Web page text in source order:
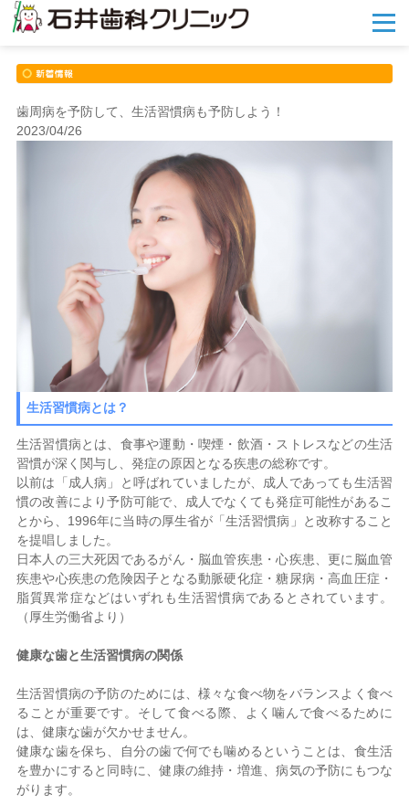
メ
ニ
歯周病を予防して、生活習慣病も予防しよう！
2023/04/26
生活習慣病とは？
生活習慣病とは、食事や運動・喫煙・飲酒・ストレスなどの生活
習慣が深く関与し、発症の原因となる疾患の総称です。
以前は「成人病」と呼ばれていましたが、成人であっても生活習
慣の改善により予防可能で、成人でなくても発症可能性があるこ
とから、1996年に当時の厚生省が「生活習慣病」と改称すること
を提唱しました。
日本人の三大死因であるがん・脳血管疾患・心疾患、更に脳血管
疾患や心疾患の危険因子となる動脈硬化症・糖尿病・高血圧症・
脂質異常症などはいずれも生活習慣病であるとされています。
（厚生労働省より）
健康な歯と生活習慣病の関係
生活習慣病の予防のためには、様々な食べ物をバランスよく食べ
ることが重要です。そして食べる際、よく噛んで食べるために
は、健康な歯が欠かせません。
健康な歯を保ち、自分の歯で何でも噛めるということは、食生活
を豊かにすると同時に、健康の維持・増進、病気の予防にもつな
がります。